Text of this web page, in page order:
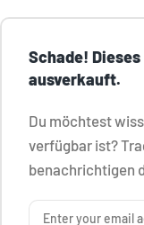
Schade!
ausverkauft.
Du möchtest
verfügbar ist?
benachrichtigen